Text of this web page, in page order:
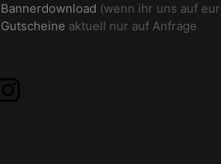
Bannerdownload (wenn ihr uns auf
Gutscheine aktuell nur auf Anfrage